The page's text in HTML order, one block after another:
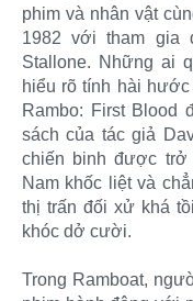
phim và nhân vật
1982 với tham gia
Stallone. Những ai
hiểu rõ tính hài
Rambo: First Blood
sách của tác giả
chiến binh được trở
Nam khốc liệt và
thị trấn đối xử khá
khóc dở cười.
Trong Ramboat,